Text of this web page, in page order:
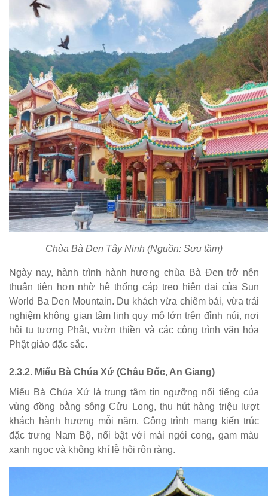
Chùa Bà Đen Tây Ninh (Nguồn: Sưu tầm)
Ngày nay, hành trình hành hương chùa Bà Đen trở nên
thuận tiện hơn nhờ hệ thống cáp treo hiện đại của Sun
World Ba Den Mountain. Du khách vừa chiêm bái, vừa trải
nghiệm không gian tâm linh quy mô lớn trên đỉnh núi, nơi
hội tụ tượng Phật, vườn thiền và các công trình văn hóa
Phật giáo đặc sắc.
2.3.2. Miếu Bà Chúa Xứ (Châu Đốc, An Giang)
Miếu Bà Chúa Xứ là trung tâm tín ngưỡng nổi tiếng của
vùng đồng bằng sông Cửu Long, thu hút hàng triệu lượt
khách hành hương mỗi năm. Công trình mang kiến trúc
đặc trưng Nam Bộ, nổi bật với mái ngói cong, gam màu
xanh ngọc và không khí lễ hội rộn ràng.